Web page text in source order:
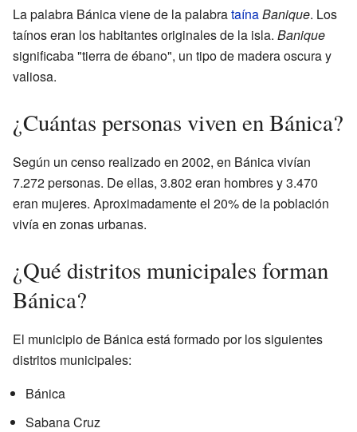
La palabra Bánica viene de la palabrataínaBanique. Los
taínos eran los habitantes originales de la isla. Banique
significaba "tierra de ébano", un tipo de madera oscura y
valiosa.
¿Cuántas personas viven en Bánica?
Según un censo realizado en 2002, en Bánica vivían
7.272 personas. De ellas, 3.802 eran hombres y 3.470
eran mujeres. Aproximadamente el 20% de la población
vivía en zonas urbanas.
¿Qué distritos municipales forman
Bánica?
El municipio de Bánica está formado por los siguientes
distritos municipales:
Bánica
Sabana Cruz